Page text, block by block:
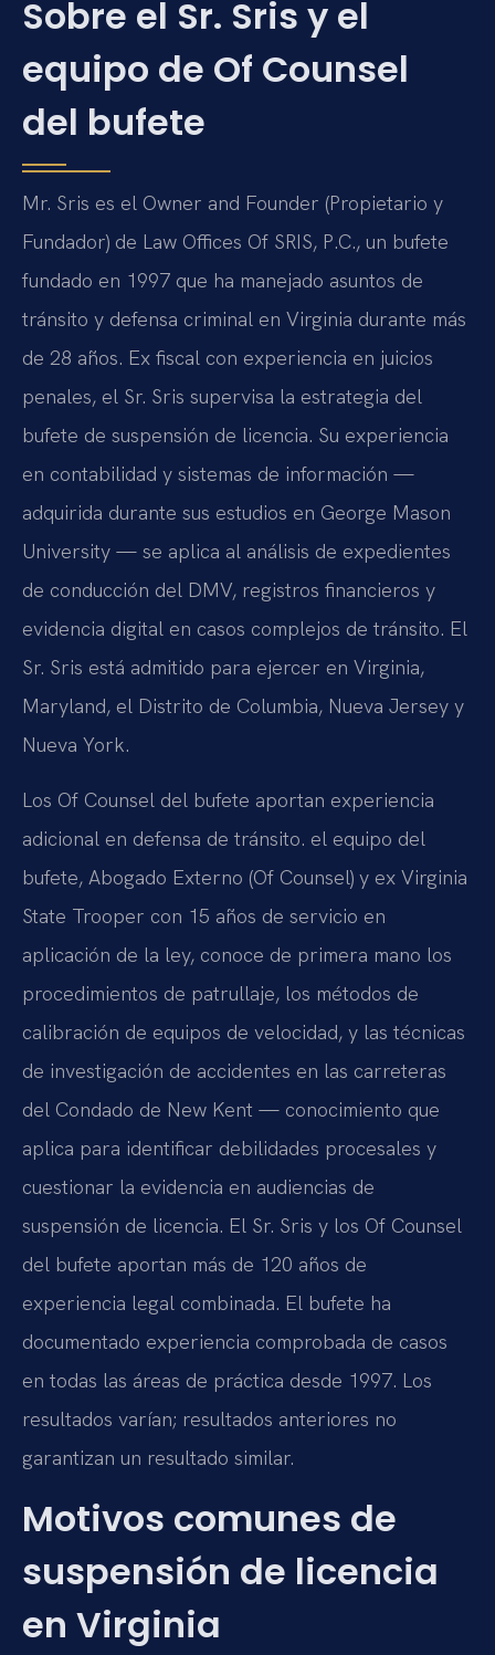
Sobre el Sr. Sris y el
equipo de Of Counsel
del bufete
Mr. Sris es el Owner and Founder (Propietario y
Fundador) de Law Offices Of SRIS, P.C., un bufete
fundado en 1997 que ha manejado asuntos de
tránsito y defensa criminal en Virginia durante más
de 28 años. Ex fiscal con experiencia en juicios
penales, el Sr. Sris supervisa la estrategia del
bufete de suspensión de licencia. Su experiencia
en contabilidad y sistemas de información —
adquirida durante sus estudios en George Mason
University — se aplica al análisis de expedientes
de conducción del DMV, registros financieros y
evidencia digital en casos complejos de tránsito. El
Sr. Sris está admitido para ejercer en Virginia,
Maryland, el Distrito de Columbia, Nueva Jersey y
Nueva York.
Los Of Counsel del bufete aportan experiencia
adicional en defensa de tránsito. el equipo del
bufete, Abogado Externo (Of Counsel) y ex Virginia
State Trooper con 15 años de servicio en
aplicación de la ley, conoce de primera mano los
procedimientos de patrullaje, los métodos de
calibración de equipos de velocidad, y las técnicas
de investigación de accidentes en las carreteras
del Condado de New Kent — conocimiento que
aplica para identificar debilidades procesales y
cuestionar la evidencia en audiencias de
suspensión de licencia. El Sr. Sris y los Of Counsel
del bufete aportan más de 120 años de
experiencia legal combinada. El bufete ha
documentado experiencia comprobada de casos
en todas las áreas de práctica desde 1997. Los
resultados varían; resultados anteriores no
garantizan un resultado similar.
Motivos comunes de
suspensión de licencia
en Virginia